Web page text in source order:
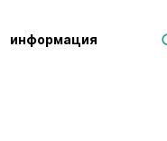
информация